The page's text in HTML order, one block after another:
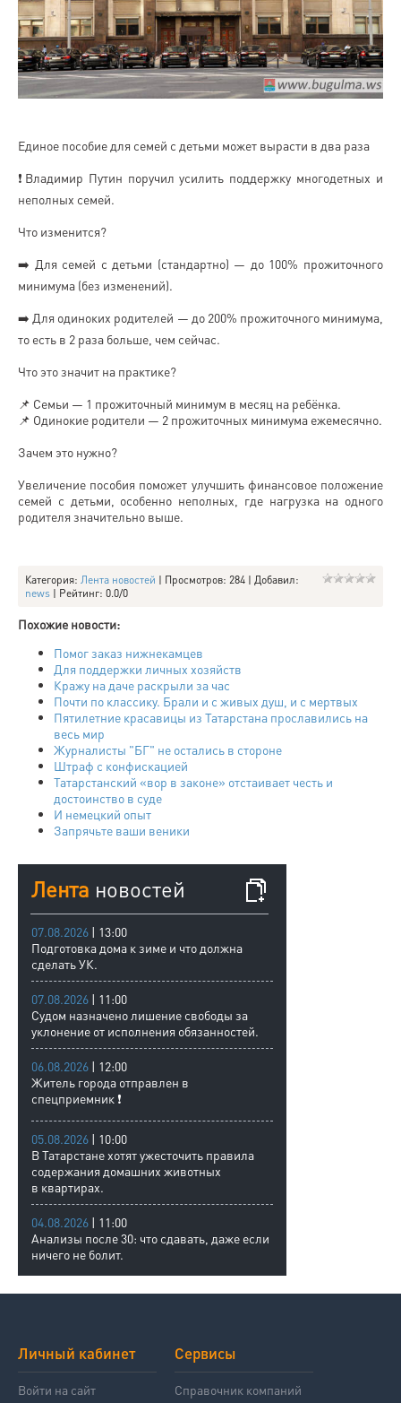
Единое пособие для семей с детьми может вырасти в два раза
❗️Владимир Путин поручил усилить поддержку многодетных и
неполных семей.
Что изменится?
➡️ Для семей с детьми (стандартно) — до 100% прожиточного
минимума (без изменений).
➡️ Для одиноких родителей — до 200% прожиточного минимума,
то есть в 2 раза больше, чем сейчас.
Что это значит на практике?
📌 Семьи — 1 прожиточный минимум в месяц на ребёнка.
📌 Одинокие родители — 2 прожиточных минимума ежемесячно.
Зачем это нужно?
Увеличение пособия поможет улучшить финансовое положение
семей с детьми, особенно неполных, где нагрузка на одного
родителя значительно выше.
Категория: Лента новостей | Просмотров: 284 | Добавил:
news | Рейтинг: 0.0/0
Похожие новости:
Помог заказ нижнекамцев
Для поддержки личных хозяйств
Кражу на даче раскрыли за час
Почти по классику. Брали и с живых душ, и с мертвых
Пятилетние красавицы из Татарстана прославились на
весь мир
Журналисты "БГ" не остались в стороне
Штраф с конфискацией
Татарстанский «вор в законе» отстаивает честь и
достоинство в суде
И немецкий опыт
Запрячьте ваши веники
Лента новостей
07.08.2026 | 13:00
Подготовка дома к зиме и что должна
сделать УК.
07.08.2026 | 11:00
Судом назначено лишение свободы за
уклонение от исполнения обязанностей.
06.08.2026 | 12:00
Житель города отправлен в
спецприемник ❗
05.08.2026 | 10:00
В Татарстане хотят ужесточить правила
содержания домашних животных
в квартирах.
04.08.2026 | 11:00
Анализы после 30: что сдавать, даже если
ничего не болит.
Личный кабинет
Войти на сайт
Сервисы
Справочник компаний